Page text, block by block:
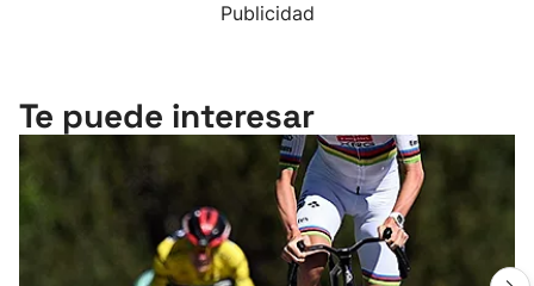
Publicidad
Te puede interesar